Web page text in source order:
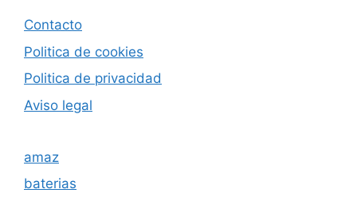
Contacto
Politica de cookies
Politica de privacidad
Aviso legal
amaz
baterias